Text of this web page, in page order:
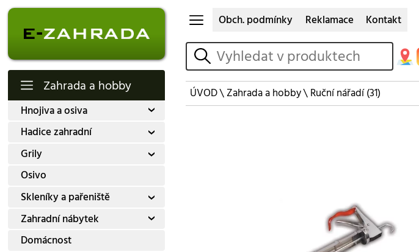
Zahrada a hobby
Hnojiva a osiva
Hadice zahradní
Grily
Osivo
Skleníky a pařeniště
Zahradní nábytek
Domácnost
Obch. podmínky Reklamace Kontakt
vyhledat
ÚVOD\Zahrada a hobby\Ruční nářadí(31)